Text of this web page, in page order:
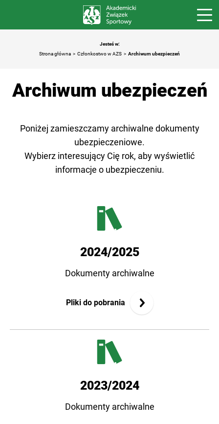
Jesteś w:
Strona główna
Członkostwo w AZS Archiwum ubezpieczeń
Archiwum ubezpieczeń
Poniżej zamieszczamy archiwalne dokumenty
ubezpieczeniowe.
Wybierz interesujący Cię rok, aby wyświetlić
informacje o ubezpieczeniu.
2024/2025
Dokumenty archiwalne
Pliki do pobrania
2023/2024
Dokumenty archiwalne